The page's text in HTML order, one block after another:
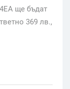
ще бъдат
369 лв.,